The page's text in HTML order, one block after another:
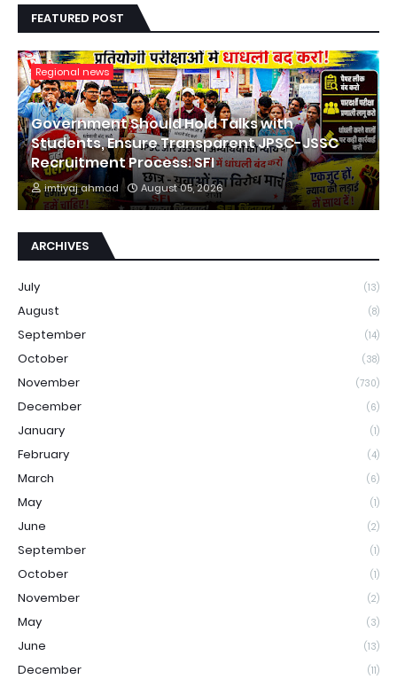
FEATURED POST
Regional news
Government Should Hold Talks with
Students, Ensure Transparent JPSC-JSSC
Recruitment Process: SFI
imtiyaj ahmad August 05, 2026
ARCHIVES
July (13)
August (8)
September (14)
October (38)
November (730)
December (6)
January (1)
February (4)
March (6)
May (1)
June (2)
September (1)
October (1)
November (2)
May (3)
June (13)
December (11)